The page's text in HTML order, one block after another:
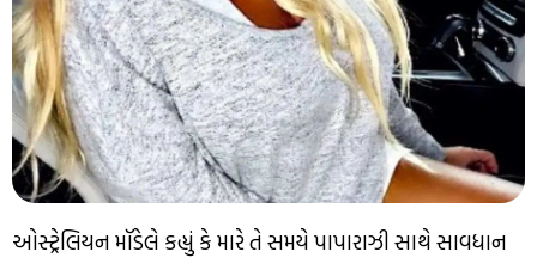
ઓસ્ટ્રેલિયન મૉડેલે કહ્યું કે મારે તે સમયે પાપારાઝી સાથે સાવધાન